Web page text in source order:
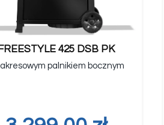
425 DSB PK
palnikiem bocznym